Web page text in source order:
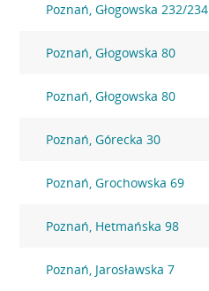
Poznań, Głogowska 232/234
Poznań, Głogowska 80
Poznań, Głogowska 80
Poznań, Górecka 30
Poznań, Grochowska 69
Poznań, Hetmańska 98
Poznań, Jarosławska 7